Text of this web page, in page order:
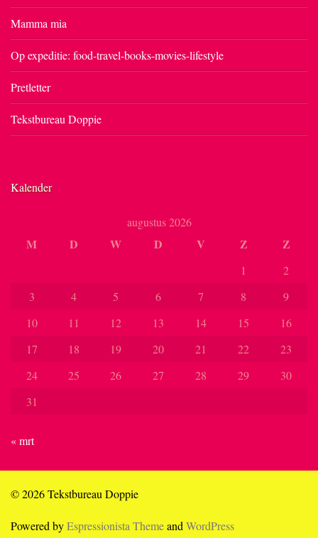
Mamma mia
Op expeditie: food-travel-books-movies-lifestyle
Pretletter
Tekstbureau Doppie
Kalender
augustus 2026
M D W D V Z Z
1
2
3
4 5 6 7 8
9
10
11 12 13 14 15
16
17
18 19 20 21 22
23
24
25 26 27 28 29
30
31
« mrt
© 2026 Tekstbureau Doppie
Powered byEspressionista ThemeandWordPress